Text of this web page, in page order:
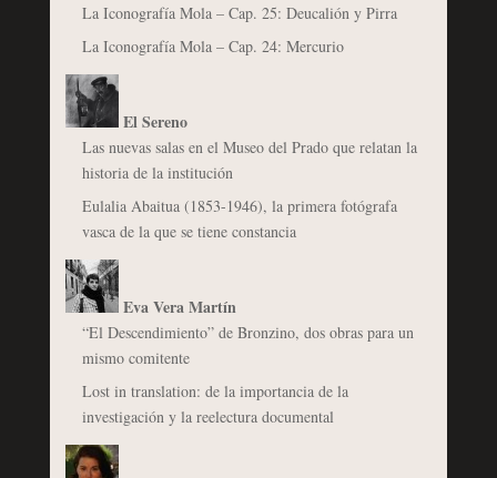
La Iconografía Mola – Cap. 25: Deucalión y Pirra
La Iconografía Mola – Cap. 24: Mercurio
El Sereno
Las nuevas salas en el Museo del Prado que relatan la
historia de la institución
Eulalia Abaitua (1853-1946), la primera fotógrafa
vasca de la que se tiene constancia
Eva Vera Martín
“El Descendimiento” de Bronzino, dos obras para un
mismo comitente
Lost in translation: de la importancia de la
investigación y la reelectura documental